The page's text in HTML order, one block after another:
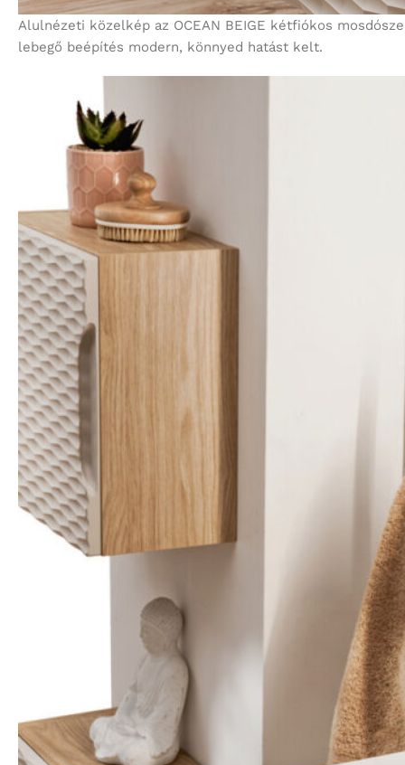
Alulnézeti közelkép az OCEAN BEIGE kétfiókos
lebegő beépítés modern, könnyed hatást kelt.